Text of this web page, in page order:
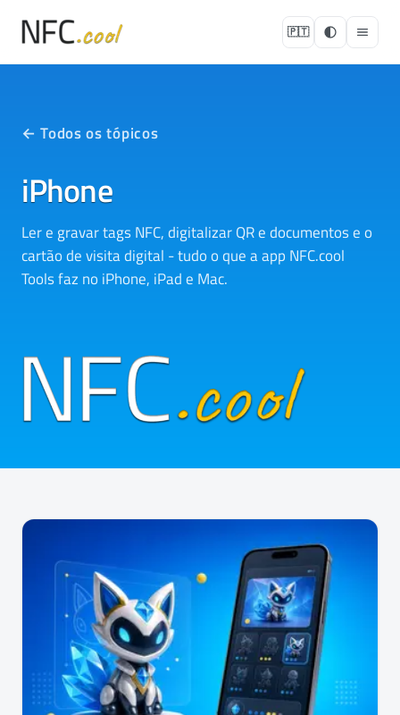
🇵🇹
← Todos os tópicos
iPhone
Ler e gravar tags NFC, digitalizar QR e documentos e o
cartão de visita digital - tudo o que a app NFC.cool
Tools faz no iPhone, iPad e Mac.